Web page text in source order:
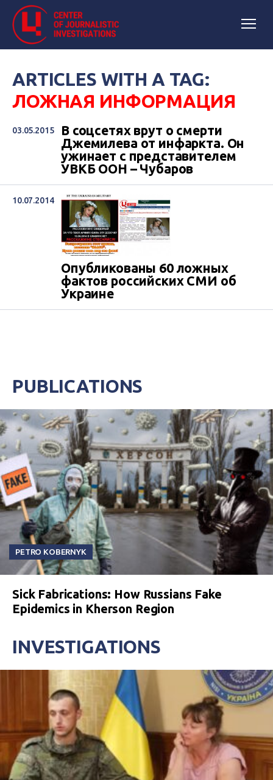
ARTICLES WITH A TAG:
ЛОЖНАЯ ИНФОРМАЦИЯ
03.05.2015
В соцсетях врут о смерти
Джемилева от инфаркта. Он
ужинает с представителем
УВКБ ООН – Чубаров
10.07.2014
Опубликованы 60 ложных
фактов российских СМИ об
Украине
PUBLICATIONS
PETRO KOBERNYK
Sick Fabrications: How Russians Fake
Epidemics in Kherson Region
INVESTIGATIONS